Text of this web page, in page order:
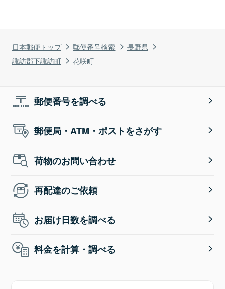
日本郵便トップ 郵便番号検索
長野県
諏訪郡下諏訪町
花咲町
郵便番号を調べる
郵便局・ATM・ポストをさがす
荷物のお問い合わせ
再配達のご依頼
お届け日数を調べる
料金を計算・調べる